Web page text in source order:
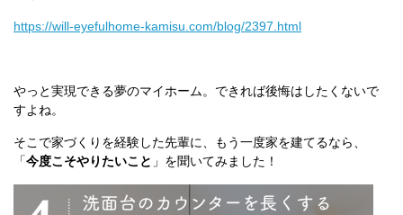
https://will-eyefulhome-kamisu.com/blog/2397.html
やっと実現できる夢のマイホーム。できれば後悔はしたくないで
すよね。
そこで家づくりを経験した先輩に、もう一度家を建てるなら、
「今度こそやりたいこと 」を聞いてみました！